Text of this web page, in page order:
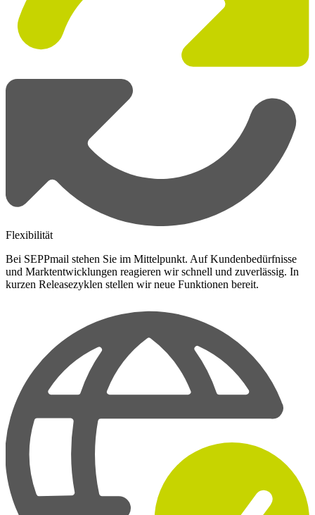
Flexibilität
Bei SEPPmail stehen Sie im Mittelpunkt. Auf Kundenbedürfnisse
und Marktentwicklungen reagieren wir schnell und zuverlässig. In
kurzen Releasezyklen stellen wir neue Funktionen bereit.